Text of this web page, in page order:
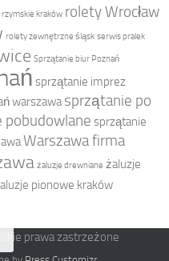
kraków rolety Wrocław
rolety zewnętrzne śląsk serwis pralek
Sprzątanie biur Poznań
sprzątanie imprez
warszawa sprzątanie po
pobudowlane sprzątanie
Warszawa firma
żaluzje drewniane żaluzje
pionowe kraków
prawa zastrzeżone